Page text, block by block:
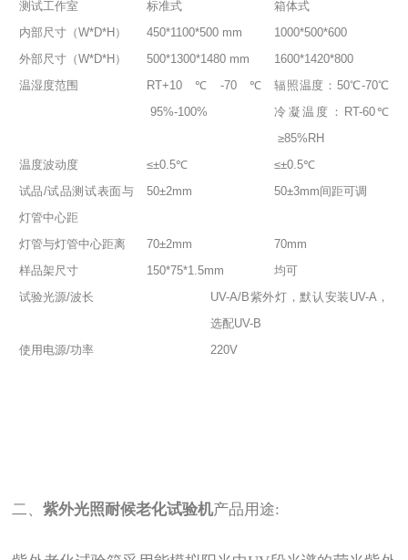
测试工作室
标准式
箱体式
内部尺寸（W*D*H）
450*1100*500 mm
1000*500*600
外部尺寸（W*D*H）
500*1300*1480 mm
1600*1420*800
温湿度范围
RT+10℃-70℃
95%-100%
辐照温度：50℃-70℃
冷凝温度：RT-60℃
≥85%RH
温度波动度
≤±0.5℃
≤±0.5℃
试品/试品测试表面与
灯管中心距
50±2mm 50±3mm间距可调
灯管与灯管中心距离 70±2mm
70mm
样品架尺寸
150*75*1.5mm
均可
试验光源/波长
UV-A/B紫外灯，默认安装UV-A，
选配UV-B
使用电源/功率
220V
二、紫外光照耐候老化试验机产品用途: